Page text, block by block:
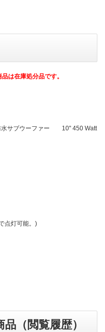
は在庫処分品です。
サブウーファー 10" 450 Watt
点灯可能。)
（閲覧履歴）